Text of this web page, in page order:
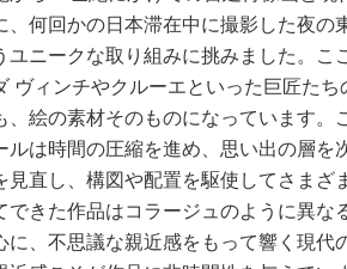
、何回かの日本滞在中に撮影した夜の
ユニークな取り組みに挑みました。こ
ヴィンチやクルーエといった巨匠た
、絵の素材そのものになっています
ルは時間の圧縮を進め、思い出の層を
見直し、構図や配置を駆使してさまざ
できた作品はコラージュのように異な
に、不思議な親近感をもって響く現代